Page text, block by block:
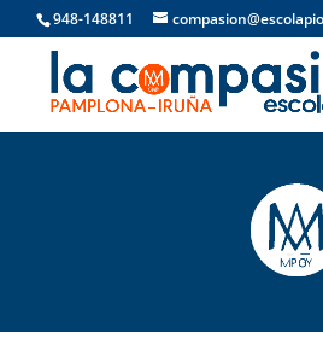
948-148811